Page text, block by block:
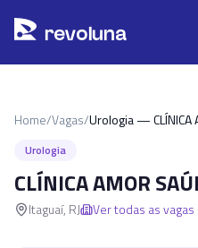
revoluna
Home/Vagas/Urologia — CLÍNICA
Urologia
CLÍNICA AMOR
Itaguaí, RJ Ver todas as